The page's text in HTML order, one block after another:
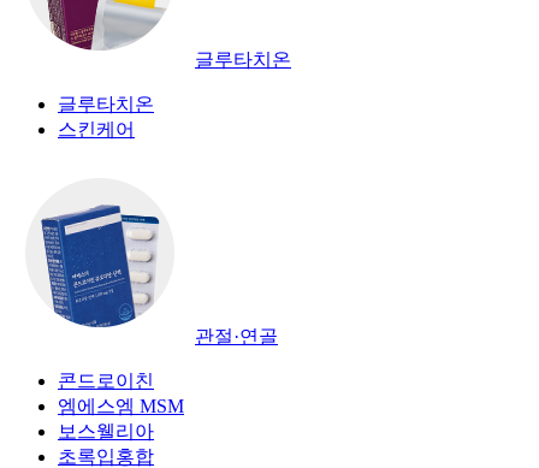
글루타치온
글루타치온
스킨케어
관절·연골
콘드로이친
엠에스엠 MSM
보스웰리아
초록입홍합